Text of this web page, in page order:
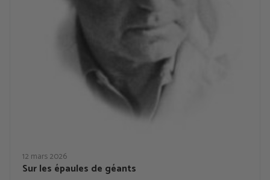
12 mars 2026
Sur les épaules de géants